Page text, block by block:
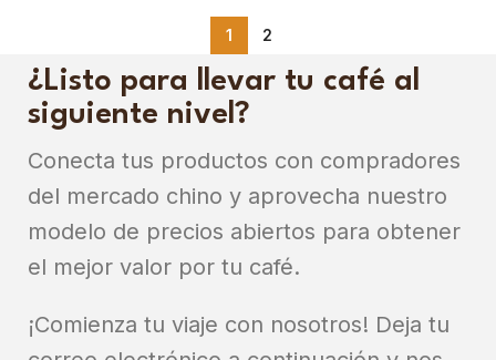
1 2
¿Listo para llevar tu café al
siguiente nivel?
Conecta tus productos con compradores
del mercado chino y aprovecha nuestro
modelo de precios abiertos para obtener
el mejor valor por tu café.
¡Comienza tu viaje con nosotros! Deja tu